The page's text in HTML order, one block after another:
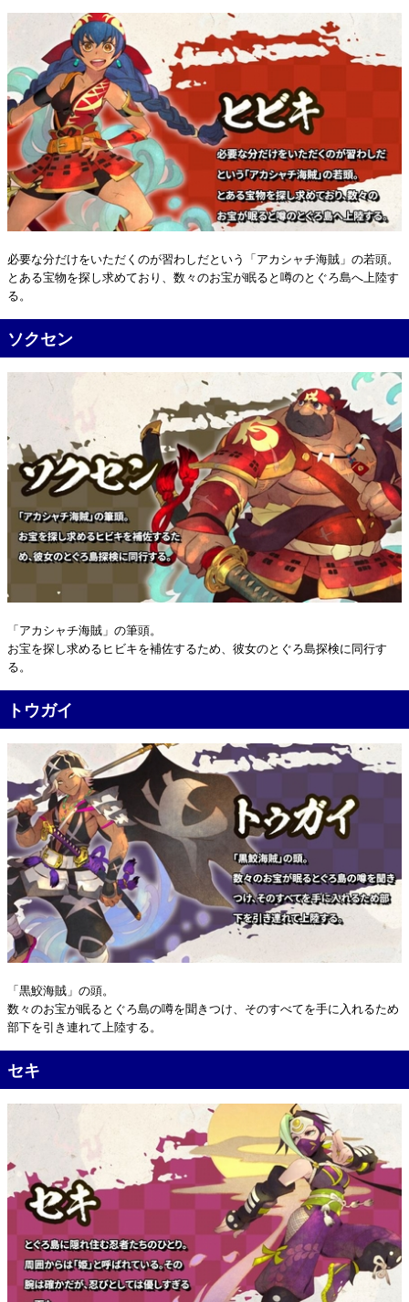
必要な分だけをいただくのが習わしだという「アカシャチ海賊」の若頭。
とある宝物を探し求めており、数々のお宝が眠ると噂のとぐろ島へ上陸す
る。
ソクセン
「アカシャチ海賊」の筆頭。
お宝を探し求めるヒビキを補佐するため、彼女のとぐろ島探検に同行す
る。
トウガイ
「黒鮫海賊」の頭。
数々のお宝が眠るとぐろ島の噂を聞きつけ、そのすべてを手に入れるため
部下を引き連れて上陸する。
セキ